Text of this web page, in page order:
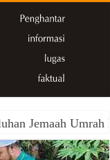
Jemaah